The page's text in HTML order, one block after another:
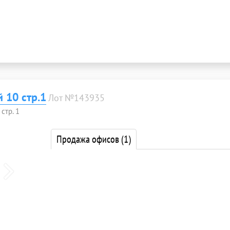
10 стр.1 Лот №143935
1
Продажа офисов(1)